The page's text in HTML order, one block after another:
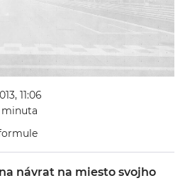
11:06
minuta
návrat na miesto svojho